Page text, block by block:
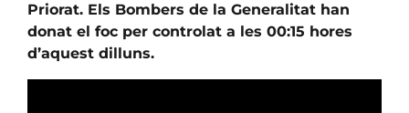
Priorat. Els Bombers de la Generalitat han
donat el foc per controlat a les 00:15 hores
d’aquest dilluns.